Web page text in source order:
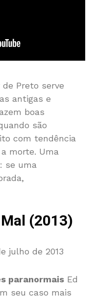
de Preto serve
antigas e
boas
são
com tendência
morte. Uma
se uma
(2013)
julho de 2013
paranormais Ed
seu caso mais